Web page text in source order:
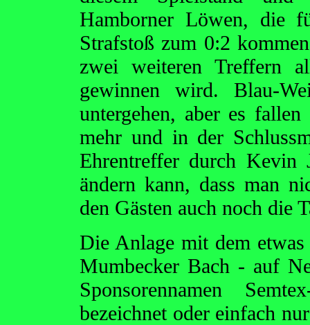
Hamborner Löwen, die
Strafstoß zum 0:2
zwei weiteren Treffern
gewinnen wird. Blau-
untergehen, aber es
mehr und in der
Ehrentreffer durch Kevin
ändern kann, dass man
den Gästen auch noch die
Die Anlage mit dem
Mumbecker Bach - auf
Sponsorennamen
bezeichnet oder einfach